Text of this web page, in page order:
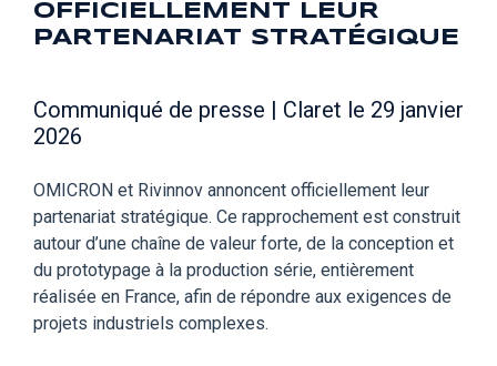
OFFICIELLEMENT LEUR
PARTENARIAT STRATÉGIQUE
Communiqué de presse | Claret le 29 janvier
2026
OMICRON et Rivinnov annoncent officiellement leur
partenariat stratégique. Ce rapprochement est construit
autour d’une chaîne de valeur forte, de la conception et
du prototypage à la production série, entièrement
réalisée en France, afin de répondre aux exigences de
projets industriels complexes.